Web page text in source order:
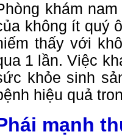
khám
không ít quý
thấy với
1 lần. Việc
khỏe sinh
hiệu quả
mạnh